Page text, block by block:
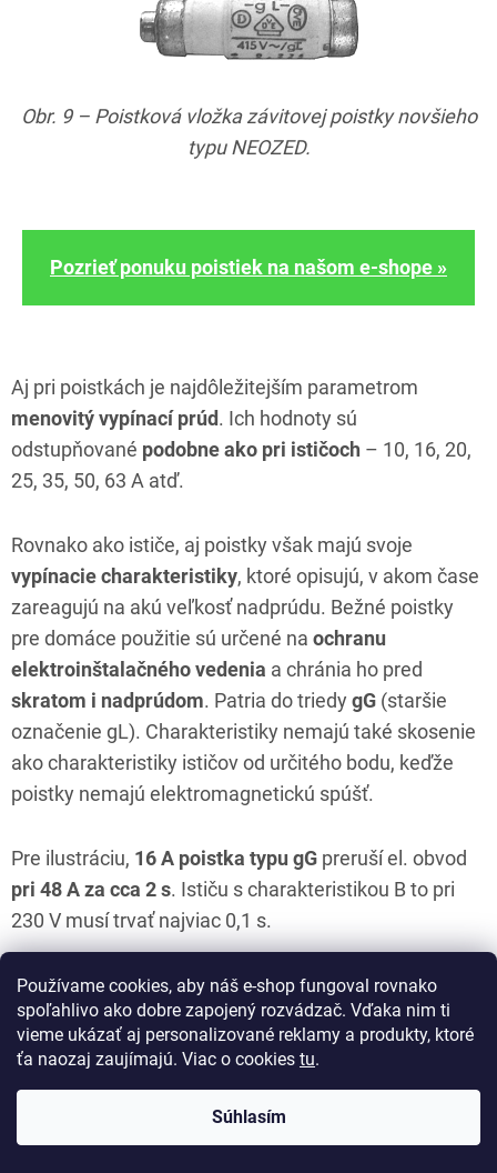
Používame cookies, aby náš e-shop fungoval rovnako
spoľahlivo ako dobre zapojený rozvádzač. Vďaka nim ti
vieme ukázať aj personalizované reklamy a produkty, ktoré
ťa naozaj zaujímajú. Viac o cookies tu.
Súhlasím
Obr. 9 – Poistková vložka závitovej poistky novšieho
typu NEOZED.
Pozrieť ponuku poistiek na našom e-shope »
Aj pri poistkách je najdôležitejším parametrom
menovitý vypínací prúd. Ich hodnoty sú
odstupňované podobne ako pri ističoch – 10, 16, 20,
25, 35, 50, 63 A atď.
Rovnako ako ističe, aj poistky však majú svoje
vypínacie charakteristiky, ktoré opisujú, v akom čase
zareagujú na akú veľkosť nadprúdu. Bežné poistky
pre domáce použitie sú určené na ochranu
elektroinštalačného vedenia a chránia ho pred
skratom i nadprúdom. Patria do triedy gG (staršie
označenie gL). Charakteristiky nemajú také skosenie
ako charakteristiky ističov od určitého bodu, keďže
poistky nemajú elektromagnetickú spúšť.
Pre ilustráciu, 16 A poistka typu gG preruší el. obvod
pri 48 A za cca 2 s. Ističu s charakteristikou B to pri
230 V musí trvať najviac 0,1 s.
Aký istič alebo poistku?
Neviete si rady s výberom? Informácie o parametroch
ističov nájdete vspodnej časti stránky kategórie